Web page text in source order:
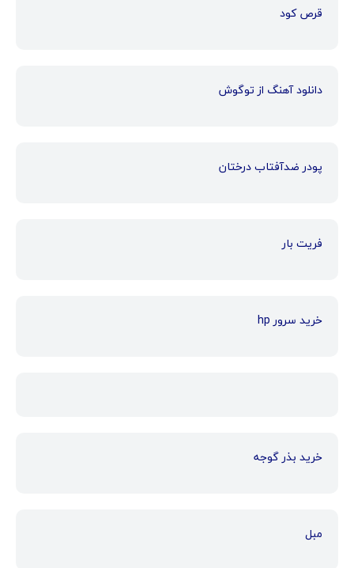
قرص کود
دانلود آهنگ از توگوش
پودر ضدآفتاب درختان
فریت بار
خرید سرور hp
خرید بذر گوجه
مبل